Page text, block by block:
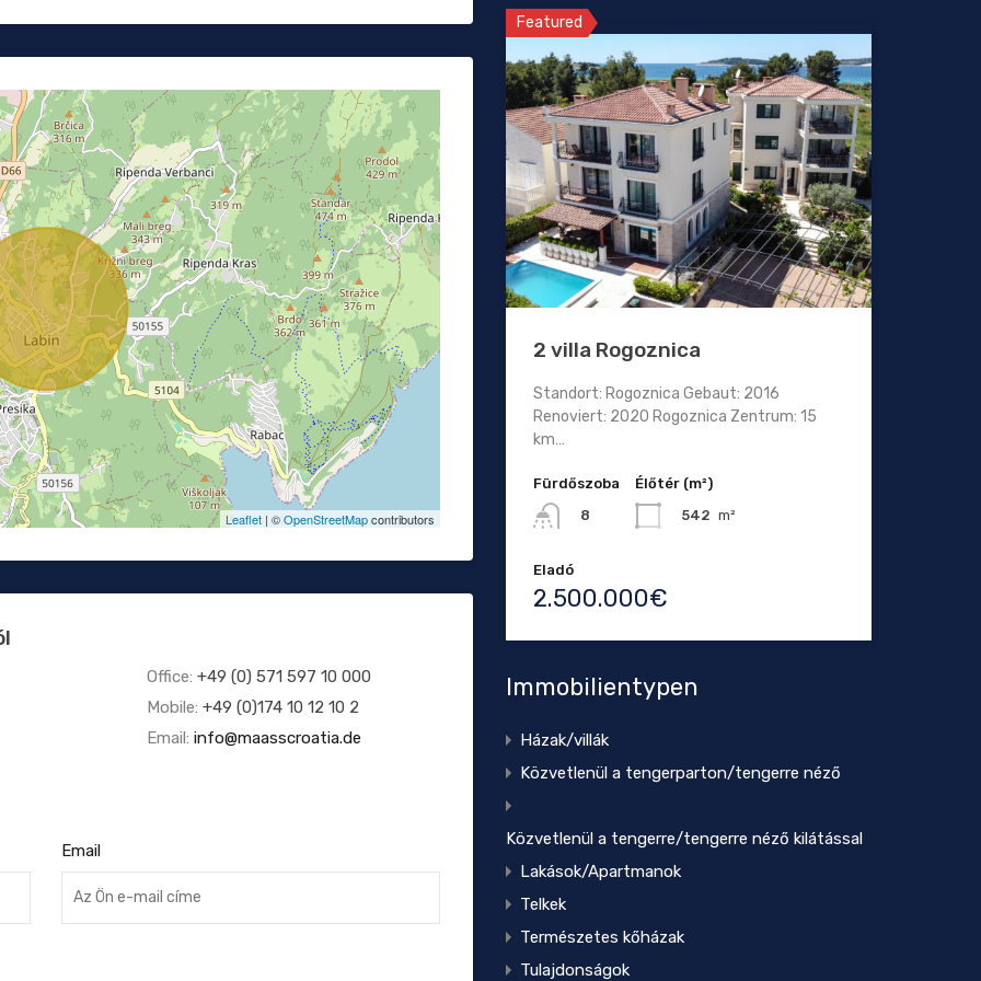
Leaflet| ©OpenStreetMapcontributors
Office: +49 (0) 571 597 10 000
Mobile: +49 (0)174 10 12 10 2
Email: info@maasscroatia.de
Email
Featured
2 villa Rogoznica
Standort: Rogoznica Gebaut: 2016
Renoviert: 2020 Rogoznica Zentrum: 15
km…
Fürdőszoba
8
Élőtér (m²)
542 m²
Eladó
2.500.000€
Immobilientypen
Házak/villák
Közvetlenül a tengerparton/tengerre néző
Közvetlenül a tengerre/tengerre néző kilátással
Lakások/Apartmanok
Telkek
Természetes kőházak
Tulajdonságok